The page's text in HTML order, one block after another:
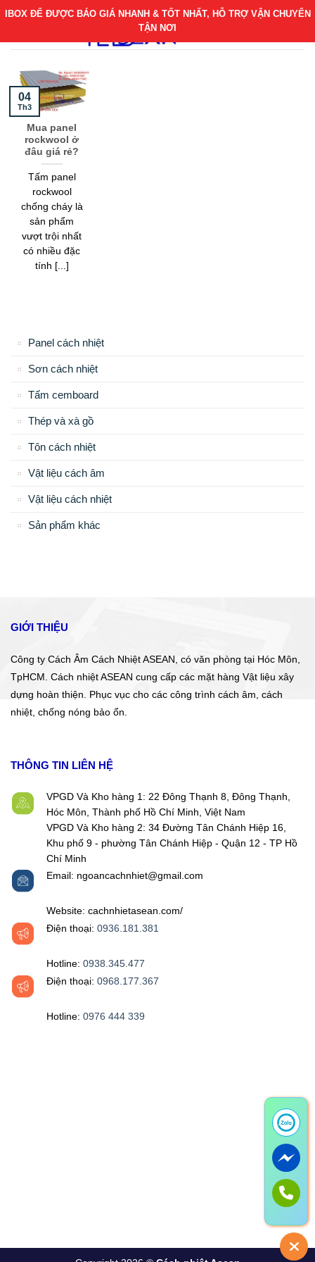
Bỏ
nội
Mua panel
rockwool ở
đâu giá rẻ?
Tấm panel
rockwool
chống cháy là
sản phẩm
vượt trội nhất
có nhiều đặc
tính [...]
04
Th3
Panel cách nhiệt
Sơn cách nhiệt
Tấm cemboard
Thép và xà gồ
Tôn cách nhiệt
Vật liệu cách âm
Vật liệu cách nhiệt
Sản phẩm khác
GIỚI THIỆU
Công ty Cách Âm Cách Nhiệt ASEAN, có văn phòng tại Hóc Môn,
TpHCM. Cách nhiệt ASEAN cung cấp các mặt hàng Vật liệu xây
dựng hoàn thiện. Phục vục cho các công trình cách âm, cách
nhiệt, chống nóng bảo ổn.
THÔNG TIN LIÊN HỆ
VPGD Và Kho hàng 1: 22 Đông Thạnh 8, Đông Thạnh,
Hóc Môn, Thành phố Hồ Chí Minh, Việt Nam
VPGD Và Kho hàng 2: 34 Đường Tân Chánh Hiệp 16,
Khu phố 9 - phường Tân Chánh Hiệp - Quận 12 - TP Hồ
Chí Minh
Email: ngoancachnhiet@gmail.com
Website: cachnhietasean.com/
Điện thoại: 0936.181.381
Hotline: 0938.345.477
Điện thoại: 0968.177.367
Hotline: 0976 444 339‬
IBOX ĐỂ ĐƯỢC BÁO GIÁ NHANH & TỐT NHẤT, HỖ TRỢ VẬN CHUYỂN
TẬN NƠI